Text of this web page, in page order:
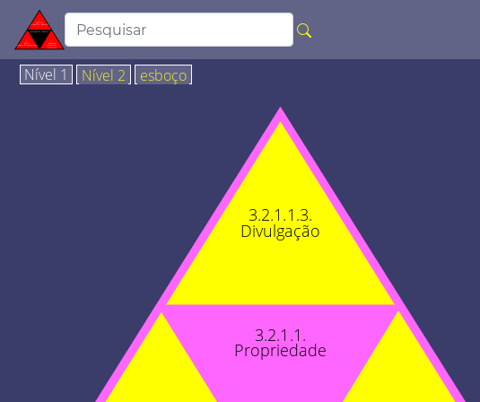
Nível 1 Nível 2 esboço
3.2.1.1.
Propriedade
3.2.1.1.3.
Divulgação